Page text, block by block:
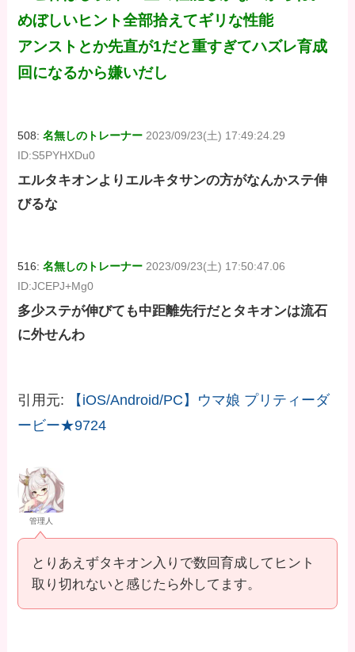
めぼしいヒント全部拾えてギリな性能
アンストとか先直が1だと重すぎてハズレ育成
回になるから嫌いだし
508:名無しのトレーナー 2023/09/23(土) 17:49:24.29
ID:S5PYHXDu0
エルタキオンよりエルキタサンの方がなんかステ伸
びるな
516:名無しのトレーナー 2023/09/23(土) 17:50:47.06
ID:JCEPJ+Mg0
多少ステが伸びても中距離先行だとタキオンは流石
に外せんわ
引用元:
【iOS/Android/PC】ウマ娘 プリティーダ
ービー★9724
管理人
とりあえずタキオン入りで数回育成してヒント
取り切れないと感じたら外してます。